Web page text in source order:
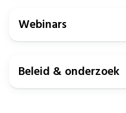
Webinars
Beleid & onderzoek